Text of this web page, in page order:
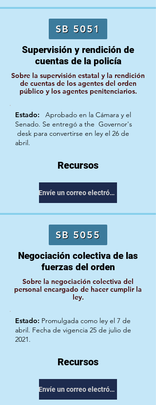
SB 5051
Supervisión y rendición de
cuentas de la policía
Sobre la supervisión estatal y la rendición
de cuentas de los agentes del orden
público y los agentes penitenciarios.
Estado:
Aprobado en la Cámara y el
Senado. Se entregó a the Governor's
desk para convertirse en ley el 26 de
abril.
Recursos
Envíe un correo electrónico a su representante
SB 5055
Negociación colectiva de las
fuerzas del orden
Sobre la negociación colectiva del
personal encargado de hacer cumplir la
ley.
Estado: Promulgada como ley el 7 de
abril. Fecha de vigencia 25 de julio de
2021.
Recursos
Envíe un correo electrónico a su representante